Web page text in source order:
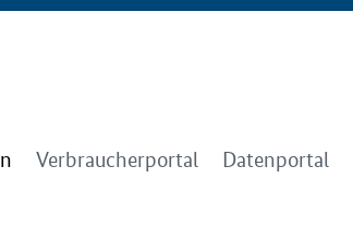
Verbraucherportal Datenportal